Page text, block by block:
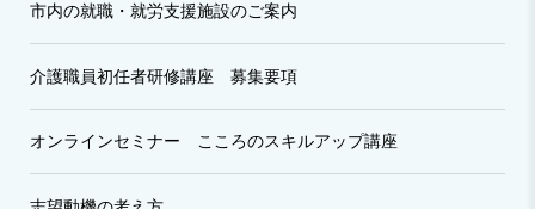
市内の就職・就労支援施設のご案内
介護職員初任者研修講座 募集要項
オンラインセミナー こころのスキルアップ講座